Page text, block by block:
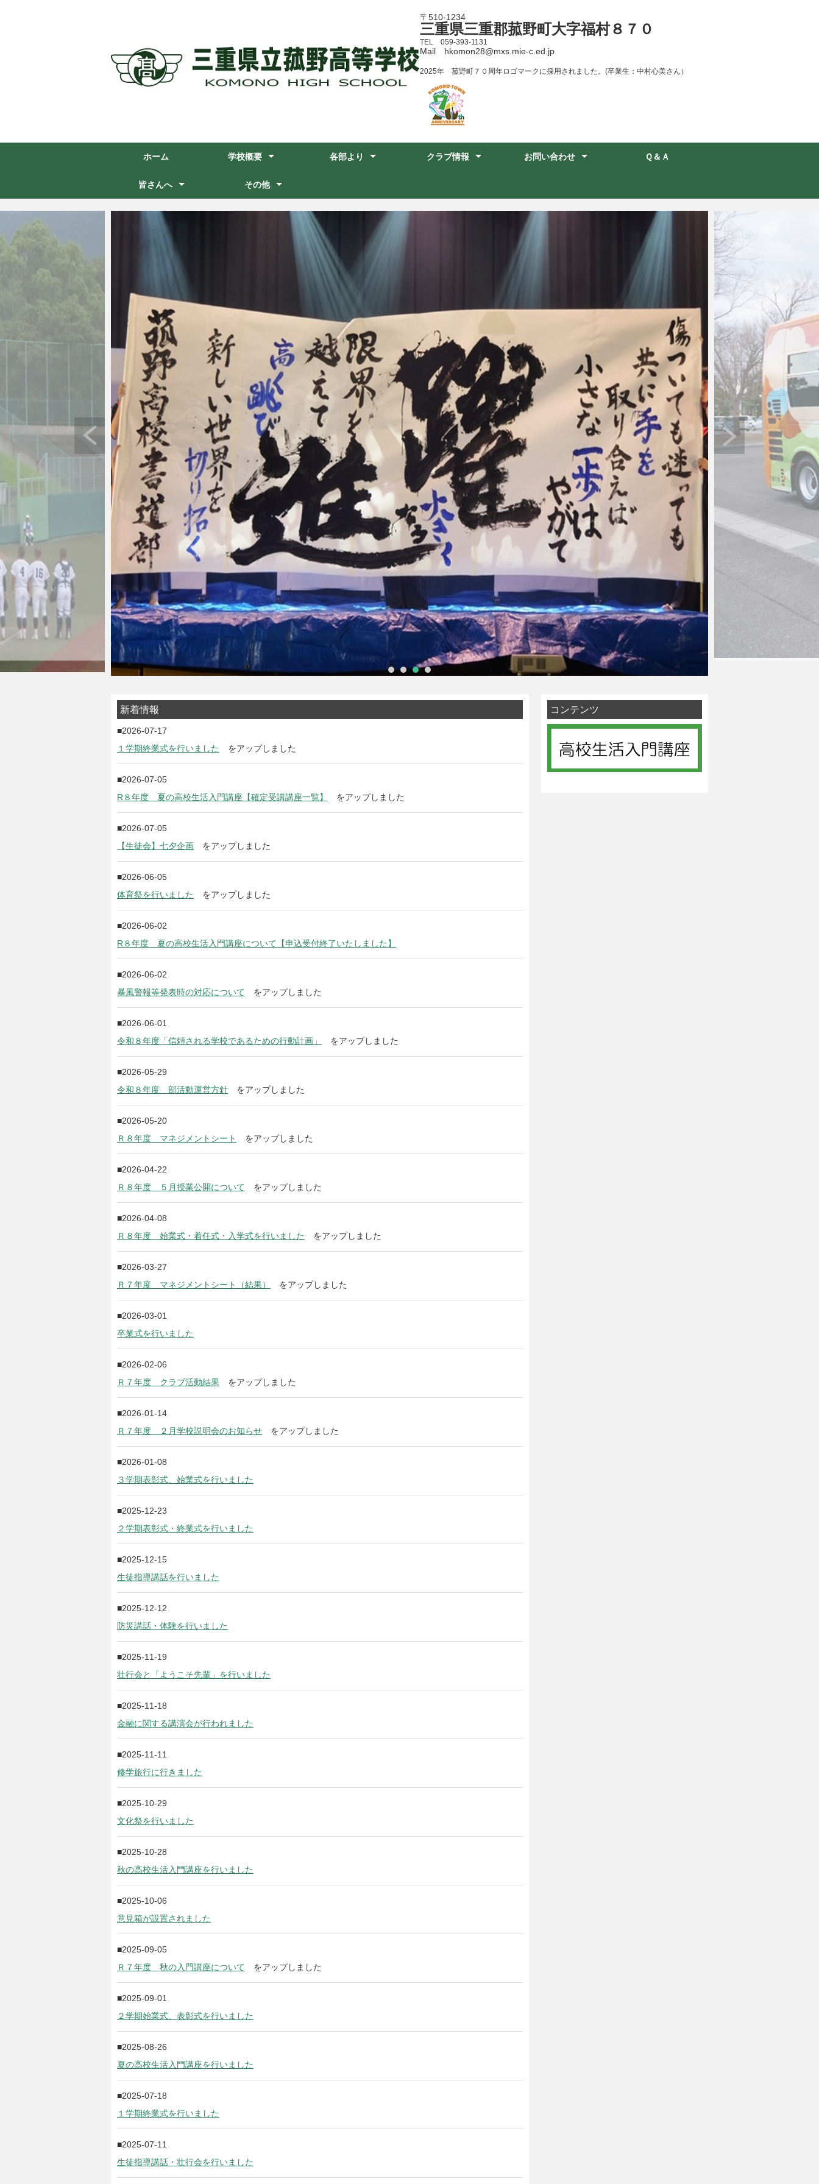
〒510-1234
三重県三重郡菰野町大字福村８７０
TEL 059-393-1131
Mail hkomon28@mxs.mie-c.ed.jp
2025年 菰野町７０周年ロゴマークに採用されました。(卒業生：中村心美さん）
ホーム 学校概要
校章 ・ 校歌 ・ 沿革
マネジメントシート
信頼される学校であるための行動
いじめ防止基本方針
部活動運営方針
各部より クラブ情報 お問い合わせ Ｑ＆Ａ
皆さんへ
在校生の皆さんへ
卒業生の皆さんへ
中学生の皆さんへ
保護者の皆さんへ
その他
三重県高等学校案内
新着情報
2026-07-17
１学期終業式を行いました
をアップしました
2026-07-05
R８年度 夏の高校生活入門講座【確定受講講座一覧】
をアップしました
2026-07-05
【生徒会】七夕企画 をアップしました
2026-06-05
体育祭を行いました
をアップしました
2026-06-02
R８年度 夏の高校生活入門講座について【申込受付終了いたしました】
2026-06-02
暴風警報等発表時の対応について をアップしました
2026-06-01
令和８年度「信頼される学校であるための行動計画」
をアップしました
2026-05-29
令和８年度 部活動運営方針 をアップしました
2026-05-20
Ｒ８年度 マネジメントシート
をアップしました
2026-04-22
Ｒ８年度 ５月授業公開について をアップしました
2026-04-08
Ｒ８年度 始業式・着任式・入学式を行いました
をアップしました
2026-03-27
Ｒ７年度 マネジメントシート（結果）
をアップしました
2026-03-01
卒業式を行いました
2026-02-06
Ｒ７年度 クラブ活動結果 をアップしました
2026-01-14
Ｒ７年度 ２月学校説明会のお知らせ をアップしました
2026-01-08
３学期表彰式、始業式を行いました
2025-12-23
２学期表彰式・終業式を行いました
2025-12-15
生徒指導講話を行いました
2025-12-12
防災講話・体験を行いました
2025-11-19
壮行会と「ようこそ先輩」を行いました
2025-11-18
金融に関する講演会が行われました
2025-11-11
修学旅行に行きました
2025-10-29
文化祭を行いました
2025-10-28
秋の高校生活入門講座を行いました
2025-10-06
意見箱が設置されました
2025-09-05
Ｒ７年度 秋の入門講座について をアップしました
2025-09-01
２学期始業式、表彰式を行いました
2025-08-26
夏の高校生活入門講座を行いました
2025-07-18
１学期終業式を行いました
2025-07-11
生徒指導講話・壮行会を行いました
コンテンツ